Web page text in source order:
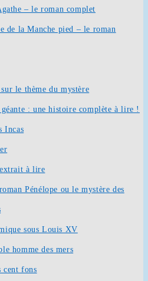
– le roman complet
de la Manche pied – le roman
le thème du mystère
: une histoire complète à lire !
Incas
à lire
Pénélope ou le mystère des
sous Louis XV
homme des mers
cent fons